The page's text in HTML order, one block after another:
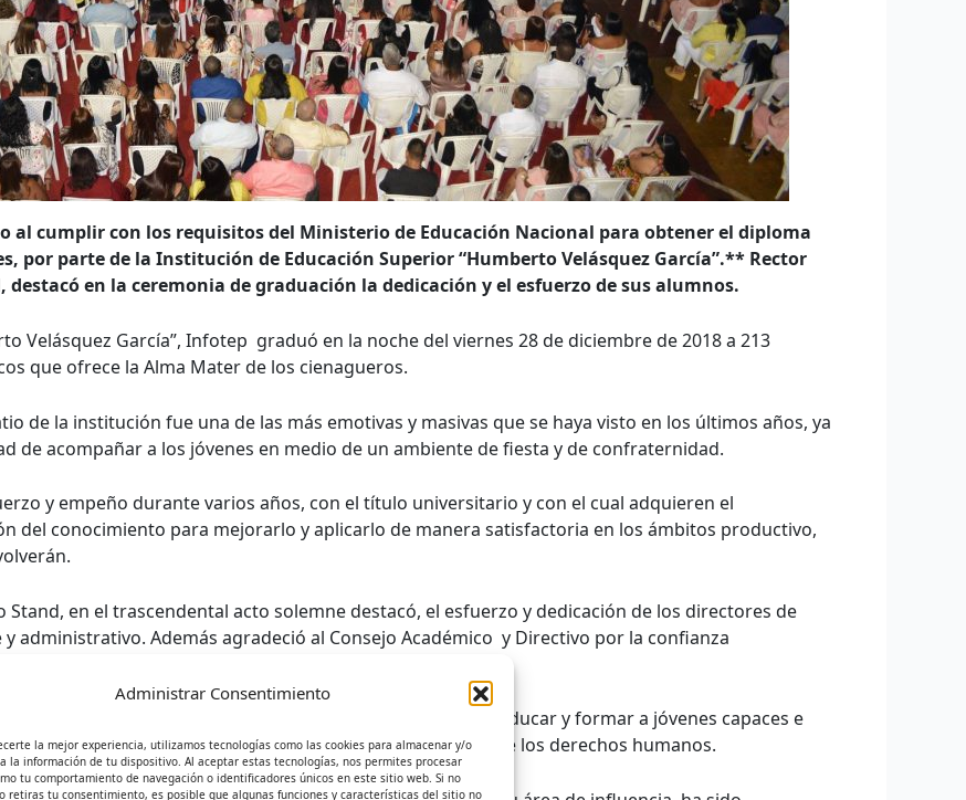
Administrar Consentimiento
la mejor experiencia, utilizamos tecnologías como las cookies para almacenar y/o
la información de tu dispositivo. Al aceptar estas tecnologías, nos permites procesar
tu comportamiento de navegación o identificadores únicos en este sitio web. Si no
retiras tu consentimiento, es posible que algunas funciones y características del sitio no
al cumplir con los requisitos del Ministerio de Educación Nacional para obtener el diploma
por parte de la Institución de Educación Superior “Humberto Velásquez García”.** Rector
en la ceremonia de graduación la dedicación y el esfuerzo de sus alumnos.
Velásquez García”, Infotep graduó en la noche del viernes 28 de diciembre de 2018 a 213
que ofrece la Alma Mater de los cienagueros.
de la institución fue una de las más emotivas y masivas que se haya visto en los últimos años, ya
de acompañar a los jóvenes en medio de un ambiente de fiesta y de confraternidad.
y empeño durante varios años, con el título universitario y con el cual adquieren el
del conocimiento para mejorarlo y aplicarlo de manera satisfactoria en los ámbitos productivo,
Stand, en el trascendental acto solemne destacó, el esfuerzo y dedicación de los directores de
administrativo. Además agradeció al Consejo Académico y Directivo por la confianza
de Ciénaga seguirá mejorando el servicio educativo y así educar y formar a jóvenes capaces e
para construir un escenario de reflexión para la defensa de los derechos humanos.